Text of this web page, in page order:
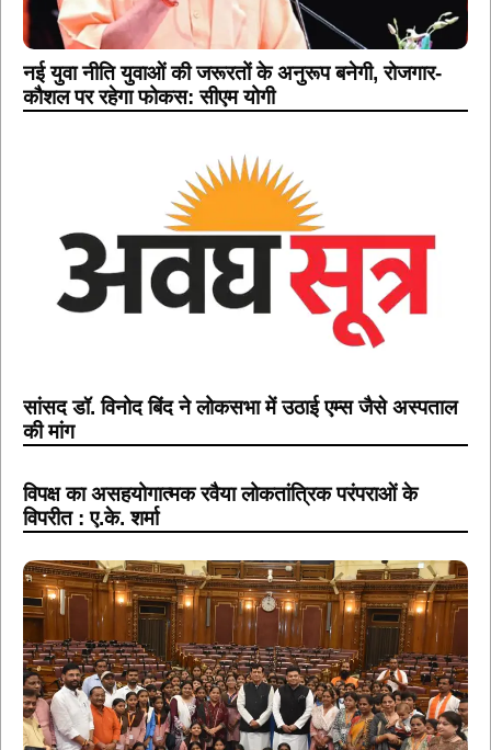
नई युवा नीति युवाओं की जरूरतों के अनुरूप बनेगी, रोजगार-
कौशल पर रहेगा फोकस: सीएम योगी
सांसद डॉ. विनोद बिंद ने लोकसभा में उठाई एम्स जैसे अस्पताल
की मांग
विपक्ष का असहयोगात्मक रवैया लोकतांत्रिक परंपराओं के
विपरीत : ए.के. शर्मा